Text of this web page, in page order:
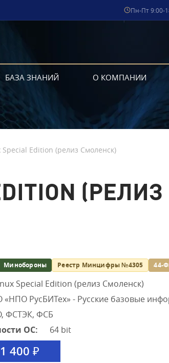
Пн-Пт 9:00-
БАЗА ЗНАНИЙ О КОМПАНИИ
Edition (релиз Смоленск)
Минобороны Реестр Минцифры №4305 44-
Special Edition (релиз Смоленск)
«НПО РусБИТех» - Русские базовые
ФСТЭК, ФСБ
ОС:
64 bit
400 ₽